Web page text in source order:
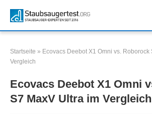
Inhalt
springen
Startseite » Ecovacs Deebot X1 Omni vs. Roborock
Vergleich
Ecovacs Deebot X1 Omni
S7 MaxV Ultra im Vergleich